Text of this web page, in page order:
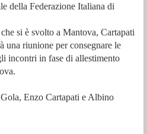
della Federazione Italiana di
si è svolto a Mantova, Cartapati
una riunione per consegnare le
incontri in fase di allestimento
Enzo Cartapati e Albino